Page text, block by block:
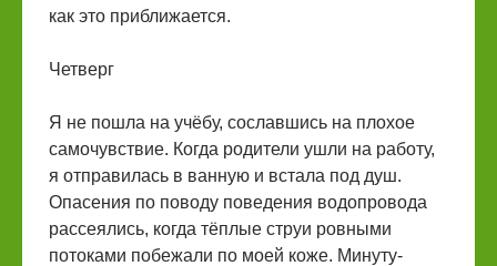
как это приближается.
Четверг
Я не пошла на учёбу, сославшись на плохое
самочувствие. Когда родители ушли на работу,
я отправилась в ванную и встала под душ.
Опасения по поводу поведения водопровода
рассеялись, когда тёплые струи ровными
потоками побежали по моей коже. Минуту-